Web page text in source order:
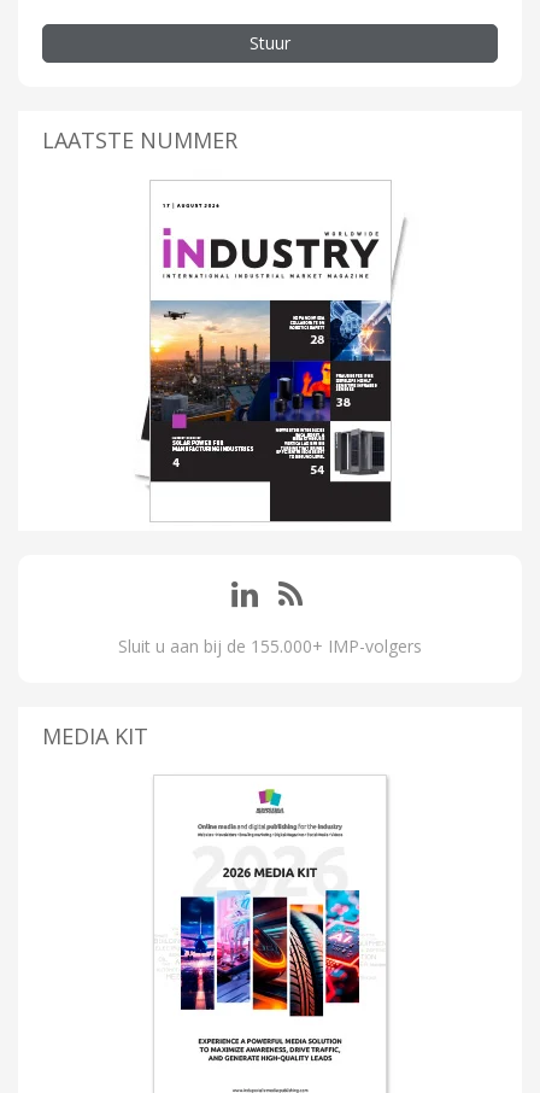
Stuur
LAATSTE NUMMER
Sluit u aan bij de 155.000+ IMP-volgers
MEDIA KIT